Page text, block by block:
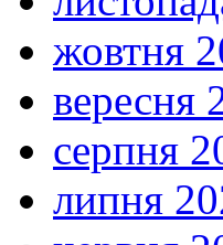
жовтня
вересня
серпня
липня